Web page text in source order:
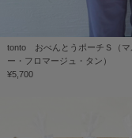
tonto おべんとうポーチＳ（マ
ー・フロマージュ・タン）
¥5,700